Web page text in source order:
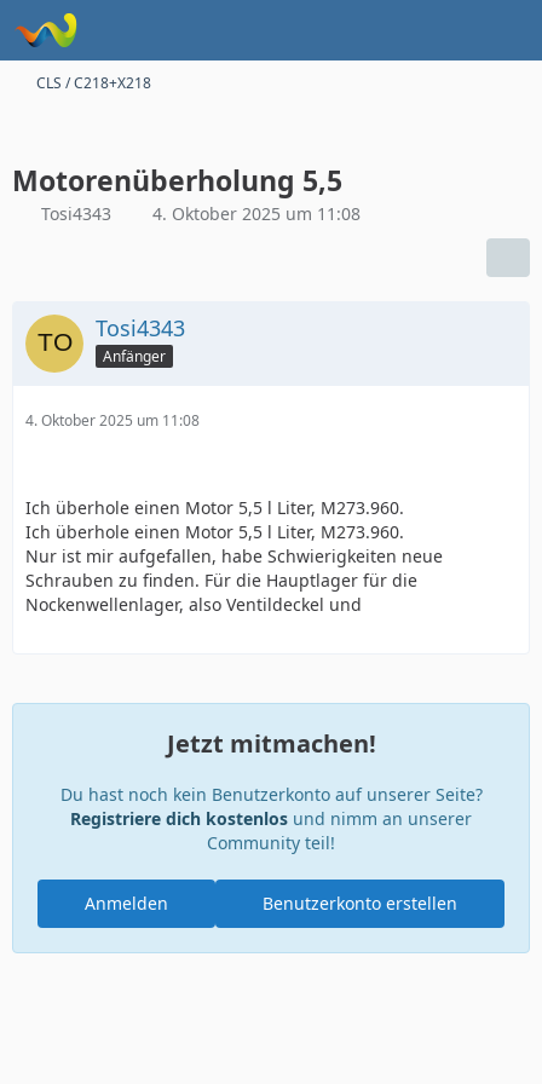
CLS / C218+X218
Motorenüberholung 5,5
Tosi4343 4. Oktober 2025 um 11:08
Tosi4343
Anfänger
4. Oktober 2025 um 11:08
Ich überhole einen Motor 5,5 l Liter, M273.960.
Ich überhole einen Motor 5,5 l Liter, M273.960.
Nur ist mir aufgefallen, habe Schwierigkeiten neue
Schrauben zu finden. Für die Hauptlager für die
Nockenwellenlager, also Ventildeckel und
Jetzt mitmachen!
Du hast noch kein Benutzerkonto auf unserer Seite?
Registriere dich kostenlos und nimm an unserer
Community teil!
Benutzerkonto erstellen
Anmelden